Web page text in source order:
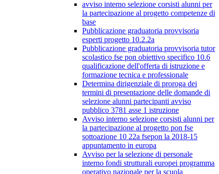
avviso interno selezione corsisti alunni per
la partecipazione al progetto competenze di
base
Pubblicazione graduatoria provvisoria
esperti progetto 10.2.2a
Pubblicazione graduatoria provvisoria tutor
scolastico fse pon obiettivo specifico 10.6
qualificazione dell'offerta di istruzione e
formazione tecnica e professionale
Determina dirigenziale di proroga dei
termini di presentazione delle domande di
selezione alunni partecipanti avviso
pubblico 3781 asse 1 istruzione
Avviso interno selezione corsisti alunni per
la partecipazione al progetto pon fse
sottoazione 10 22a fsepon la 2018-15
appuntamento in europa
Avviso per la selezione di personale
interno fondi strutturali europei programma
operativo nazionale per la scuola